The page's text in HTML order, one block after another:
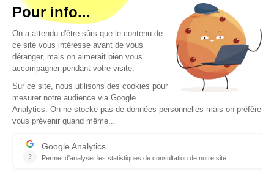
Copyright © 2026 - Tous droits réservés